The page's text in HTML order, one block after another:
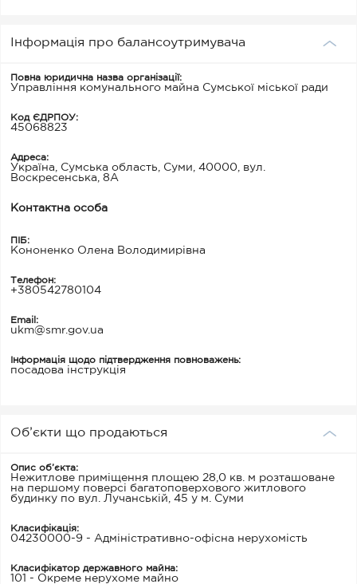
Інформація про балансоутримувача
Повна юридична назва організації:
Управління комунального майна Сумської міської ради
Код ЄДРПОУ:
45068823
Адреса:
Україна, Сумська область, Суми, 40000, вул.
Воскресенська, 8А
Контактна особа
ПІБ:
Кононенко Олена Володимирівна
Телефон:
+380542780104
Email:
ukm@smr.gov.ua
Інформація щодо підтвердження повноважень:
посадова інструкція
Об’єкти що продаються
Опис об’єкта:
Нежитлове приміщення площею 28,0 кв. м розташоване
на першому поверсі багатоповерхового житлового
будинку по вул. Лучанській, 45 у м. Суми
Класифікація:
04230000-9 - Адміністративно-офісна нерухомість
Класифікатор державного майна:
101 - Окреме нерухоме майно